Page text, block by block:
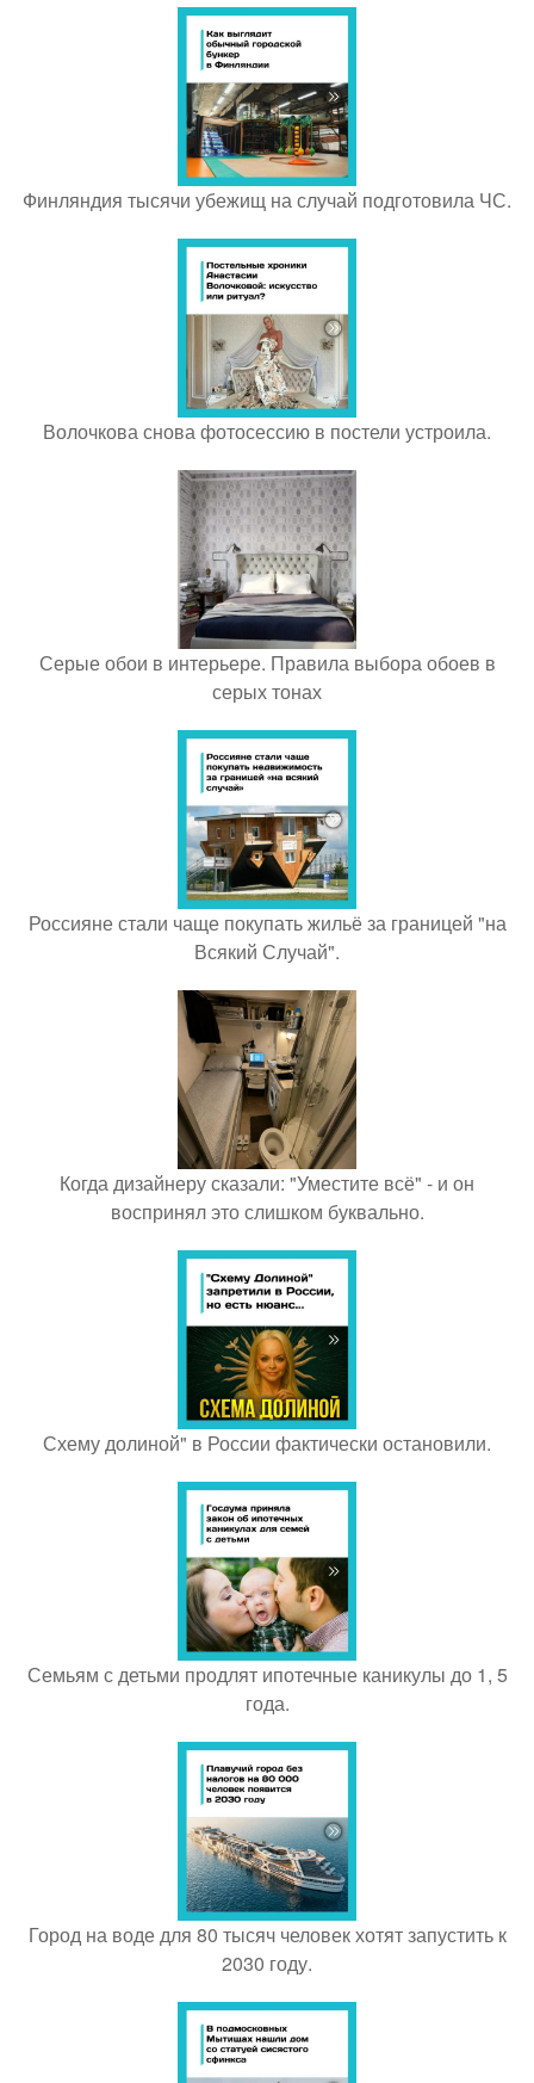
Финляндия тысячи убежищ на случай подготовила ЧС.
Волочкова снова фотосессию в постели устроила.
Серые обои в интерьере. Правила выбора обоев в
серых тонах
Россияне стали чаще покупать жильё за границей "на
Всякий Случай".
Когда дизайнеру сказали: "Уместите всё" - и он
воспринял это слишком буквально.
Схему долиной" в России фактически остановили.
Семьям с детьми продлят ипотечные каникулы до 1, 5
года.
Город на воде для 80 тысяч человек хотят запустить к
2030 году.